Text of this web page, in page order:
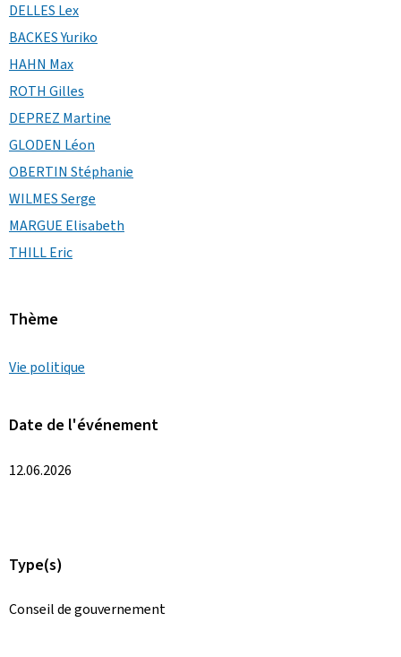
DELLES Lex
BACKES Yuriko
HAHN Max
ROTH Gilles
DEPREZ Martine
GLODEN Léon
OBERTIN Stéphanie
WILMES Serge
MARGUE Elisabeth
THILL Eric
Thème
Vie politique
Date de l'événement
12.06.2026
Type(s)
Conseil de gouvernement